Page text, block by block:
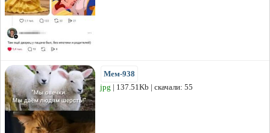
Мем-938
jpg | 137.51Kb | скачали: 55